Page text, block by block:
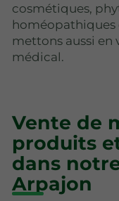
cosmétiques,
homéopathiques
mettons aussi
médical.
Vente de
produits
dans
Arpajon